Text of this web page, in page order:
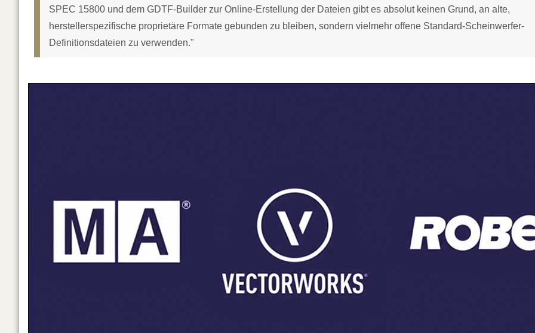
SPEC 15800 und dem GDTF-Builder zur Online-Erstellung der Dateien gibt es absolut keinen Grund, an alte,
herstellerspezifische proprietäre Formate gebunden zu bleiben, sondern vielmehr offene Standard-Scheinwerfer-
Definitionsdateien zu verwenden."